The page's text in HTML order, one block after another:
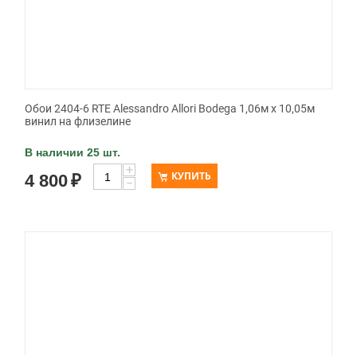
Обои 2404-6 RTE Alessandro Allori Bodega 1,06м х 10,05м
винил на флизелине
В наличии 25 шт.
4 800₽
+
−
КУПИТЬ